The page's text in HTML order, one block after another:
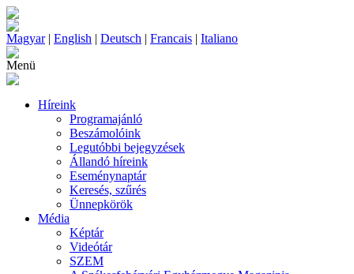
Magyar| English | Deutsch | Francais | Italiano
Menü
Híreink
Programajánló
Beszámolóink
Legutóbbi bejegyzések
Állandó híreink
Eseménynaptár
Keresés, szűrés
Ünnepkörök
Média
Képtár
Videótár
SZEM